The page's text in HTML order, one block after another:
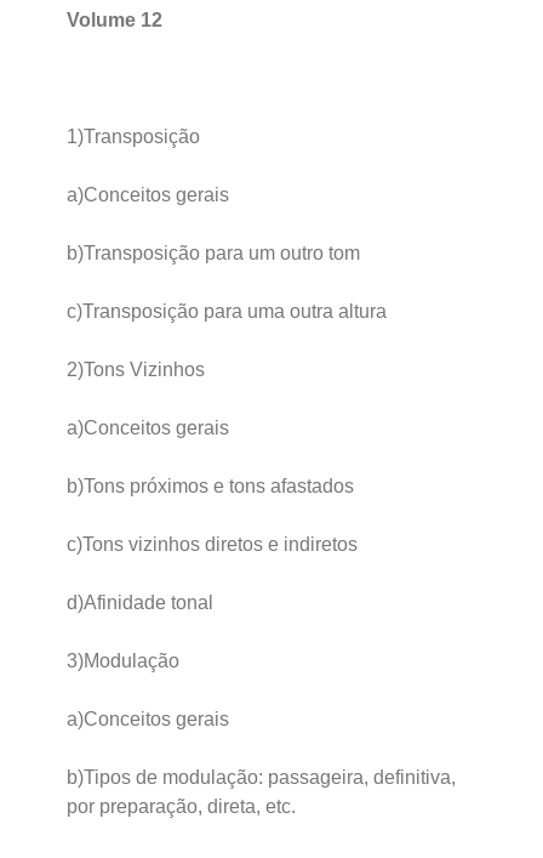
Volume 12
1)Transposição
a)Conceitos gerais
b)Transposição para um outro tom
c)Transposição para uma outra altura
2)Tons Vizinhos
a)Conceitos gerais
b)Tons próximos e tons afastados
c)Tons vizinhos diretos e indiretos
d)Afinidade tonal
3)Modulação
a)Conceitos gerais
b)Tipos de modulação: passageira, definitiva,
por preparação, direta, etc.